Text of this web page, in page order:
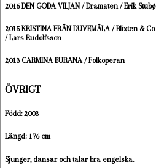
2016 DEN GODA VILJAN / Dramaten / Erik Stubø
2015 KRISTINA FRÅN DUVEMÅLA / Blixten & Co
/ Lars Rudolfsson
2013 CARMINA BURANA / Folkoperan
ÖVRIGT
Född: 2003
Längd: 176 cm
Sjunger, dansar och talar bra engelska.